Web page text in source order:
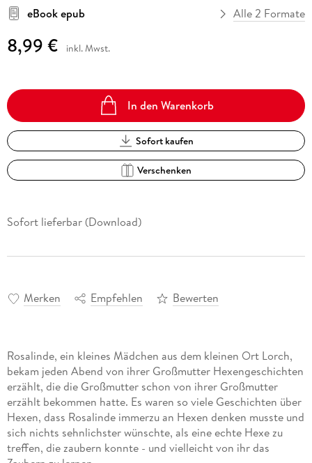
eBook epub
Alle 2 Formate
8,99 € inkl. Mwst.
In den Warenkorb
Sofort kaufen
Verschenken
Sofort lieferbar (Download)
Merken Empfehlen Bewerten
Rosalinde, ein kleines Mädchen aus dem kleinen Ort Lorch,
bekam jeden Abend von ihrer Großmutter Hexengeschichten
erzählt, die die Großmutter schon von ihrer Großmutter
erzählt bekommen hatte. Es waren so viele Geschichten über
Hexen, dass Rosalinde immerzu an Hexen denken musste und
sich nichts sehnlichster wünschte, als eine echte Hexe zu
treffen, die zaubern konnte - und vielleicht von ihr das